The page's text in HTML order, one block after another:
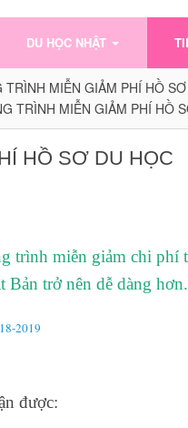
DU HỌC NHẬT
TRÌNH MIỄN GIẢM PHÍ HỒ
TRÌNH MIỄN GIẢM PHÍ HỒ
HỒ SƠ DU HỌC
trình miễn giảm chi
trở nên dễ dàng hơn.
2019
được: